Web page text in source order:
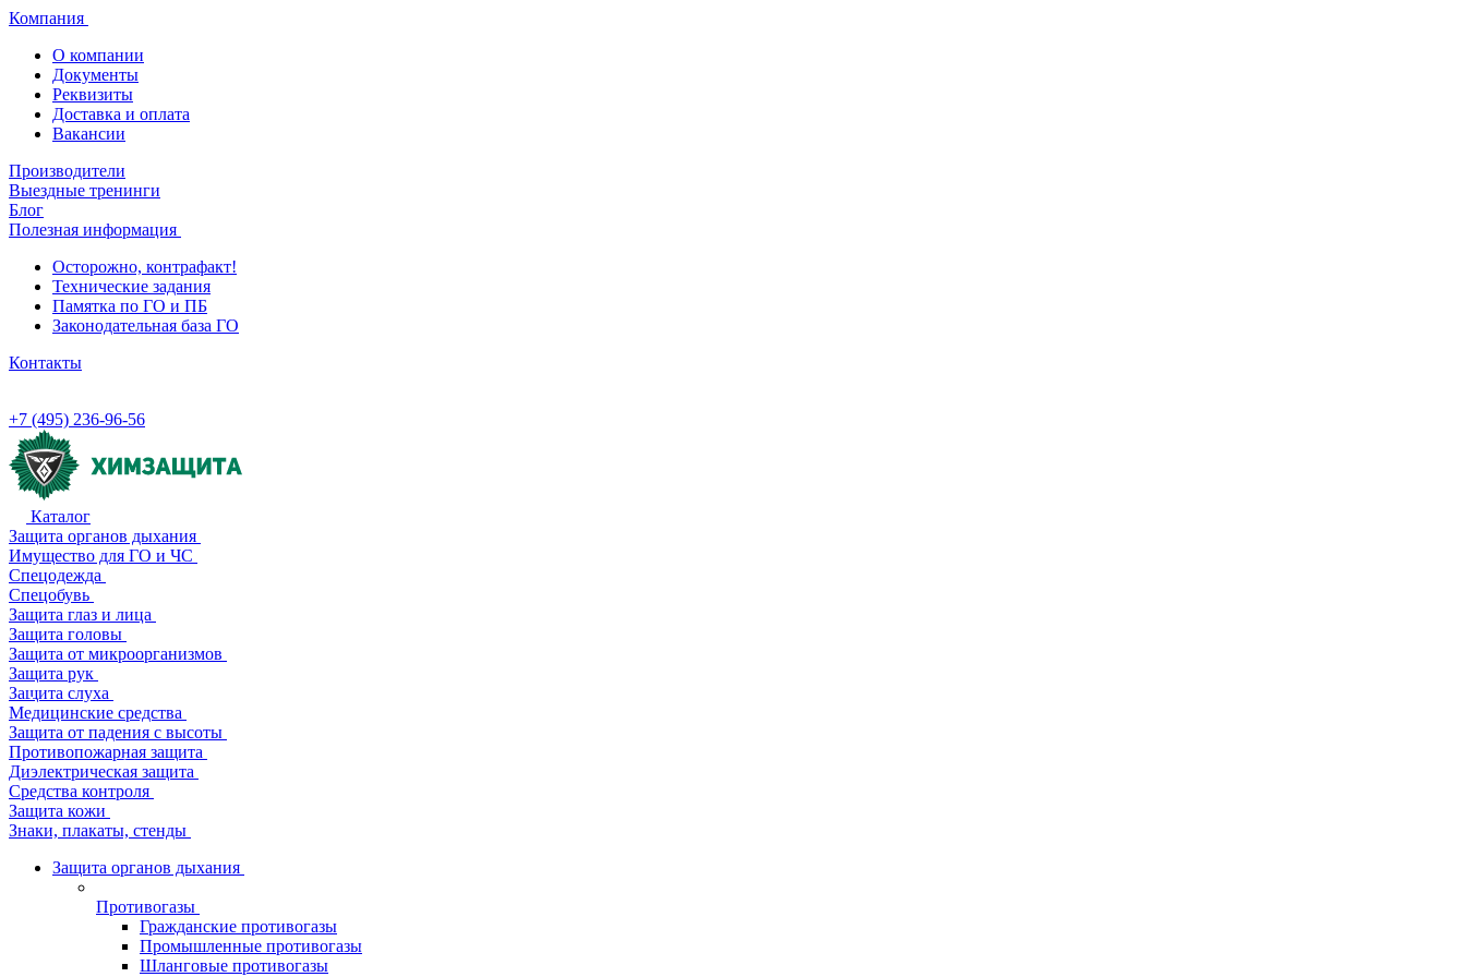
Компания
О компании
Документы
Реквизиты
Доставка и оплата
Вакансии
Производители
Выездные тренинги
Блог
Полезная информация
Осторожно, контрафакт!
Технические задания
Памятка по ГО и ПБ
Законодательная база ГО
Контакты
+7 (495) 236-96-56
Каталог
Защита органов дыхания
Имущество для ГО и ЧС
Спецодежда
Спецобувь
Защита глаз и лица
Защита головы
Защита от микроорганизмов
Защита рук
Защита слуха
Медицинские средства
Защита от падения с высоты
Противопожарная защита
Диэлектрическая защита
Средства контроля
Защита кожи
Знаки, плакаты, стенды
Защита органов дыхания
Противогазы
Гражданские противогазы
Промышленные противогазы
Шланговые противогазы